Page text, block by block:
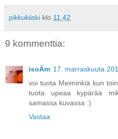
pikkukiiski klo 11.42
9 kommenttia:
isoÄm 17. marraskuuta
voi tuota Meiminkiä kun
tuota upeaa kypärää
samassa kuvassa :)
Vastaa